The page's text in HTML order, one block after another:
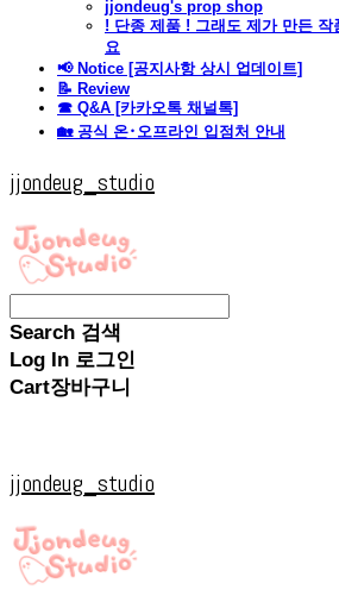
jjondeug's prop shop
! 단종 제품 ! 그래도 제가 만든 작
요
📢 Notice [공지사항 상시 업데이트]
📝 Review
☎ Q&A [카카오톡 채널톡]
🏡 공식 온･오프라인 입점처 안내
jjondeug_studio
Search 검색
Log In 로그인
Cart장바구니
jjondeug_studio